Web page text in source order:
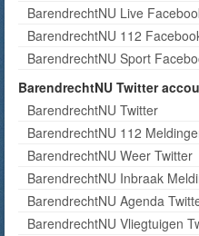
BarendrechtNU Live
BarendrechtNU 112
BarendrechtNU Sport
BarendrechtNU Twitter
BarendrechtNU Twitter
BarendrechtNU 112
BarendrechtNU Weer Twitter
BarendrechtNU Inbraak
BarendrechtNU Agenda
BarendrechtNU Vliegtuigen